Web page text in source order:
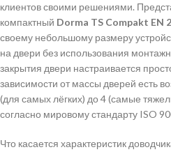
клиентов своими решениями.
компактный Dorma TS Compakt EN
своему небольшому размеру
на двери без использования
закрытия двери настраивается
зависимости от массы дверей есть
(для самых лёгких) до 4 (самые
согласно мировому стандарту ISO
Что касается характеристик